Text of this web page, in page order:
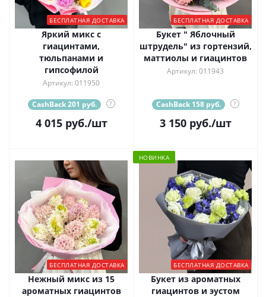
БЕСПЛАТНАЯ ДОСТАВКА
Яркий микс с
гиацинтами,
тюльпанами и
гипсофилой
Артикул: 011950
CashBack 201 руб. ?
4 015руб./шт
БЕСПЛАТНАЯ ДОСТАВКА
Букет " Яблочный
штрудель" из гортензий,
маттиолы и гиацинтов
Артикул: 011943
CashBack 158 руб. ?
3 150руб./шт
БЕСПЛАТНАЯ ДОСТАВКА
Нежный микс из 15
ароматных гиацинтов
НОВИНКА
БЕСПЛАТНАЯ ДОСТАВКА
Букет из ароматных
гиацинтов и эустом